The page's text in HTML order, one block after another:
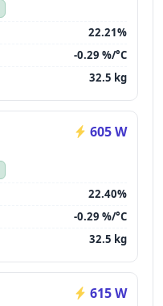
22.21%
-0.29 %/°C
32.5 kg
605 W
22.40%
-0.29 %/°C
32.5 kg
615 W